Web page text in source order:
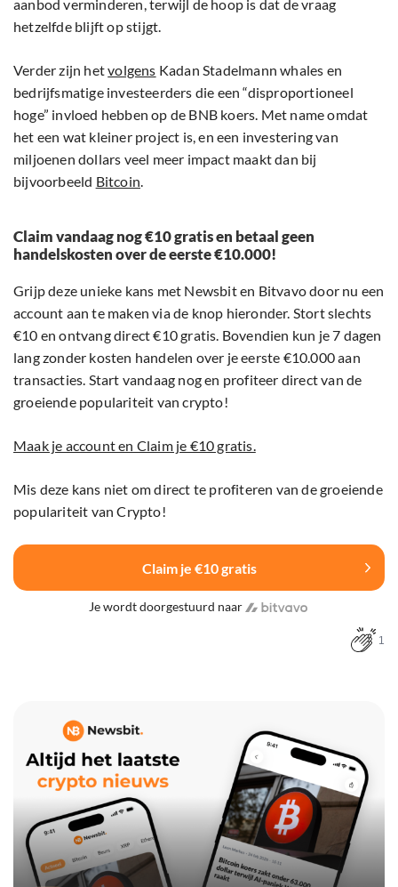
aanbod verminderen, terwijl de hoop is dat de vraag
hetzelfde blijft op stijgt.
Verder zijn hetvolgens Kadan Stadelmann whales en
bedrijfsmatige investeerders die een “disproportioneel
hoge” invloed hebben op de BNB koers. Met name omdat
het een wat kleiner project is, en een investering van
miljoenen dollars veel meer impact maakt dan bij
bijvoorbeeld Bitcoin.
Claim vandaag nog €10 gratis en betaal geen
handelskosten over de eerste €10.000!
Grijp deze unieke kans met Newsbit en Bitvavo door nu een
account aan te maken via de knop hieronder. Stort slechts
€10 en ontvang direct €10 gratis. Bovendien kun je 7 dagen
lang zonder kosten handelen over je eerste €10.000 aan
transacties. Start vandaag nog en profiteer direct van de
groeiende populariteit van crypto!
Maak je account en Claim je €10 gratis.
Mis deze kans niet om direct te profiteren van de groeiende
populariteit van Crypto!
Claim je €10 gratis
Je wordt doorgestuurd naar
1